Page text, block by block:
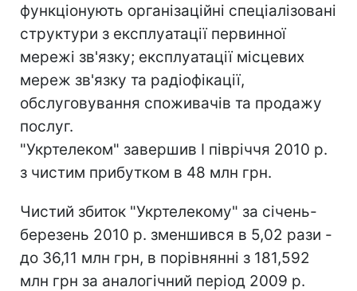
функціонують організаційні спеціалізовані
структури з експлуатації первинної
мережі зв'язку; експлуатації місцевих
мереж зв'язку та радіофікації,
обслуговування споживачiв та продажу
послуг.
"Укртелеком" завершив І півріччя 2010 р.
з чистим прибутком в 48 млн грн.
Чистий збиток "Укртелекому" за січень-
березень 2010 р. зменшився в 5,02 рази -
до 36,11 млн грн, в порівнянні з 181,592
млн грн за аналогічний період 2009 р.